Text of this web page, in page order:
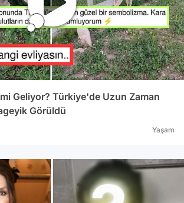
mi Geliyor? Türkiye'de Uzun Zaman
Görüldü
Yaşam